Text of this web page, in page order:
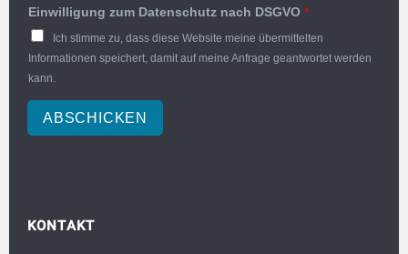
Einwilligung zum Datenschutz nach DSGVO *
Ich stimme zu, dass diese Website meine übermittelten
Informationen speichert, damit auf meine Anfrage geantwortet werden
kann.
ABSCHICKEN
KONTAKT